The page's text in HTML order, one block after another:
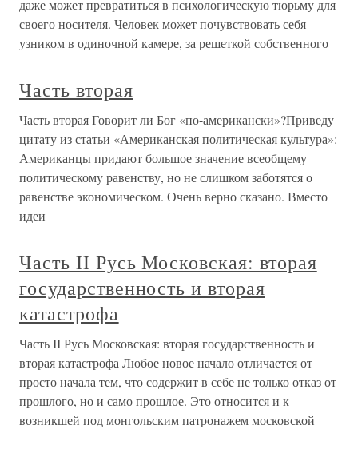
даже может превратиться в психологическую тюрьму для
своего носителя. Человек может почувствовать себя
узником в одиночной камере, за решеткой собственного
Часть вторая
Часть вторая Говорит ли Бог «по-американски»?Приведу
цитату из статьи «Американская политическая культура»:
Американцы придают большое значение всеобщему
политическому равенству, но не слишком заботятся о
равенстве экономическом. Очень верно сказано. Вместо
идеи
Часть II Русь Московская: вторая
государственность и вторая
катастрофа
Часть II Русь Московская: вторая государственность и
вторая катастрофа Любое новое начало отличается от
просто начала тем, что содержит в себе не только отказ от
прошлого, но и само прошлое. Это относится и к
возникшей под монгольским патронажем московской